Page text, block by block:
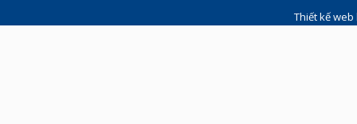
Thiết kế web